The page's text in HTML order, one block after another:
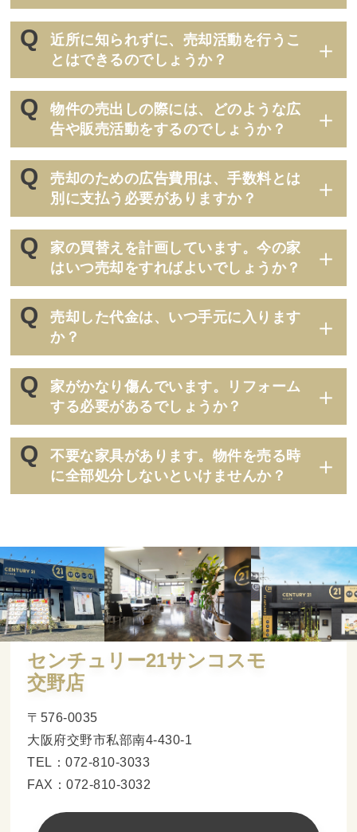
近所に知られずに、売却活動を行うこ
とはできるのでしょうか？
物件の売出しの際には、どのような広
告や販売活動をするのでしょうか？
売却のための広告費用は、手数料とは
別に支払う必要がありますか？
家の買替えを計画しています。今の家
はいつ売却をすればよいでしょうか？
売却した代金は、いつ手元に入ります
か？
家がかなり傷んでいます。リフォーム
する必要があるでしょうか？
不要な家具があります。物件を売る時
に全部処分しないといけませんか？
センチュリー21サンコスモ
交野店
〒576-0035
大阪府交野市私部南4-430-1
TEL：072-810-3033
FAX：072-810-3032